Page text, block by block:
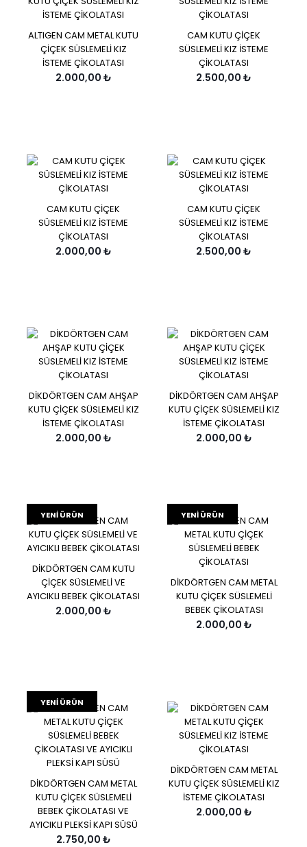
ALTIGEN CAM METAL KUTU
ÇİÇEK SÜSLEMELİ KIZ
İSTEME ÇİKOLATASI
2.000,00 ₺
CAM KUTU ÇİÇEK
SÜSLEMELİ KIZ İSTEME
ÇİKOLATASI
2.500,00 ₺
CAM KUTU ÇİÇEK
SÜSLEMELİ KIZ İSTEME
ÇİKOLATASI
2.000,00 ₺
CAM KUTU ÇİÇEK
SÜSLEMELİ KIZ İSTEME
ÇİKOLATASI
2.500,00 ₺
DİKDÖRTGEN CAM AHŞAP
KUTU ÇİÇEK SÜSLEMELİ KIZ
İSTEME ÇİKOLATASI
2.000,00 ₺
DİKDÖRTGEN CAM AHŞAP
KUTU ÇİÇEK SÜSLEMELİ KIZ
İSTEME ÇİKOLATASI
2.000,00 ₺
YENI ÜRÜN
DİKDÖRTGEN CAM KUTU
ÇİÇEK SÜSLEMELİ VE
AYICIKLI BEBEK ÇİKOLATASI
2.000,00 ₺
YENI ÜRÜN
DİKDÖRTGEN CAM METAL
KUTU ÇİÇEK SÜSLEMELİ
BEBEK ÇİKOLATASI
2.000,00 ₺
YENI ÜRÜN
DİKDÖRTGEN CAM METAL
KUTU ÇİÇEK SÜSLEMELİ
BEBEK ÇİKOLATASI VE
AYICIKLI PLEKSİ KAPI SÜSÜ
2.750,00 ₺
DİKDÖRTGEN CAM METAL
KUTU ÇİÇEK SÜSLEMELİ KIZ
İSTEME ÇİKOLATASI
2.000,00 ₺